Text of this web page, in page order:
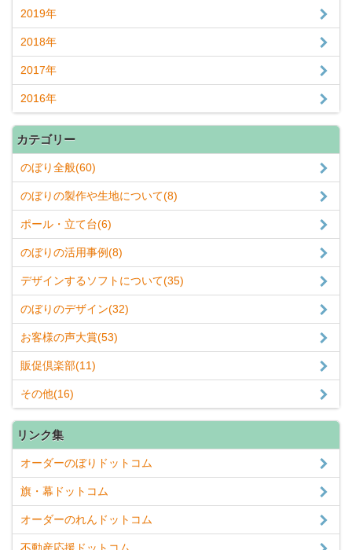
2019年
2018年
2017年
2016年
カテゴリー
のぼり全般(60)
のぼりの製作や生地について(8)
ポール・立て台(6)
のぼりの活用事例(8)
デザインするソフトについて(35)
のぼりのデザイン(32)
お客様の声大賞(53)
販促倶楽部(11)
その他(16)
リンク集
オーダーのぼりドットコム
旗・幕ドットコム
オーダーのれんドットコム